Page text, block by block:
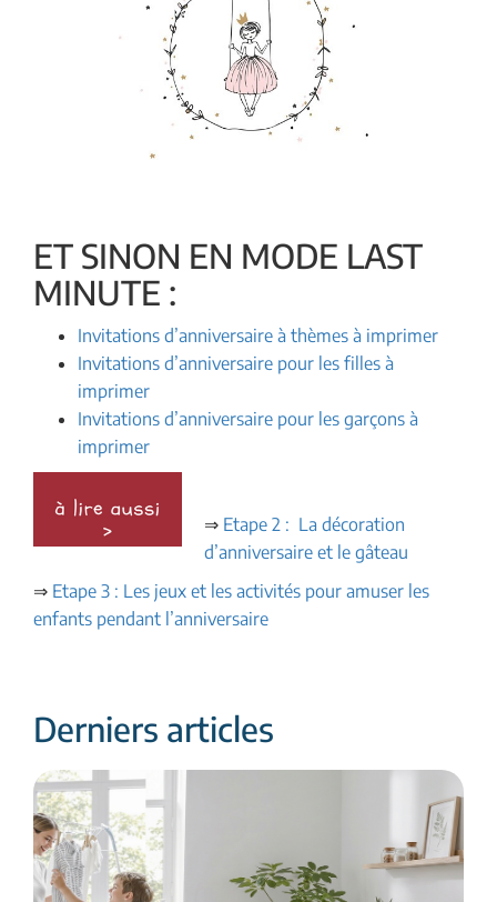
ET SINON EN MODE LAST
MINUTE :
Invitations d’anniversaire à thèmes à imprimer
Invitations d’anniversaire pour les filles à
imprimer
Invitations d’anniversaire pour les garçons à
imprimer
⇒ Etape 2 : La décoration
d’anniversaire et le gâteau
⇒ Etape 3 : Les jeux et les activités pour amuser les
enfants pendant l’anniversaire
Derniers articles